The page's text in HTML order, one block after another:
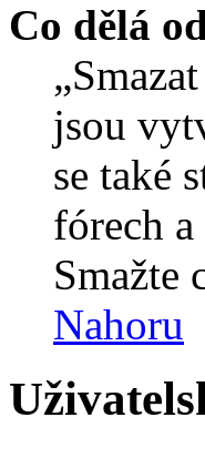
Co dělá
jsou
se také
fórech
Smažte
Nahoru